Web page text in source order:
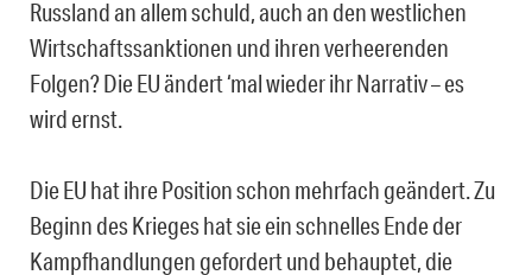
Russland an allem schuld, auch an den westlichen
Wirtschaftssanktionen und ihren verheerenden
Folgen? Die EU ändert ‘mal wieder ihr Narrativ – es
wird ernst.
Die EU hat ihre Position schon mehrfach geändert. Zu
Beginn des Krieges hat sie ein schnelles Ende der
Kampfhandlungen gefordert und behauptet, die